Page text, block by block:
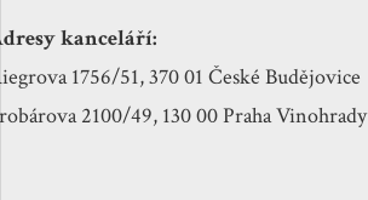
kanceláří:
1756/51, 370 01 České Budějovice
2100/49, 130 00 Praha Vinohrady